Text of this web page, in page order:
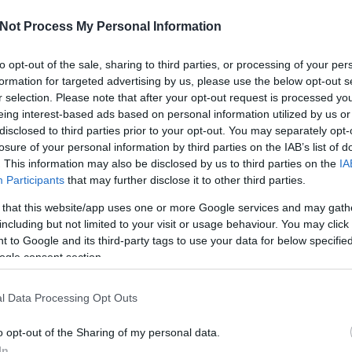
Process My Personal Information
opt-out of the sale, sharing to third parties, or processing of your
for targeted advertising by us, please use the below opt-out
selection. Please note that after your opt-out request is processed
interest-based ads based on personal information utilized by us
to third parties prior to your opt-out. You may separately
of your personal information by third parties on the IAB’s list of
This information may also be disclosed by us to third parties on the
Participants that may further disclose it to other third parties.
that this website/app uses one or more Google services and may
but not limited to your visit or usage behaviour. You may
to Google and its third-party tags to use your data for below
consent section.
Data Processing Opt Outs
opt-out of the Sharing of my personal data.
KERESÉS
ARCHÍVUM
2016 június
2013 február
( )
2012 augusztus ( 2)
2012 július (1 )
erős
hallgatták
közben ne éreztem volna a meleg szobában is
találásunk ellenére ott tátongott köztünk.
körül jártak, akiről, akkor úgy tűnt, soha nem fog
monológját másnap reggelre szánta az
de mégis egyenetlenül múló időről, a
ősi toposzokról és modern
mondatokba öltözteti majd, az aforisztikus
és plasztikusan beszél, néha mégis nehezen
sorát váratlanul különálló szintagmák váltják
állítmány, néha csak egy-egy metaforát vet oda,
valaki egy filozófiai értekezés tárgymutatóját
következnek, ám tele vannak homályos
Hősöm nem érti. Nem, ott és akkor
hagyatkozik, végrendeletét foglalja az